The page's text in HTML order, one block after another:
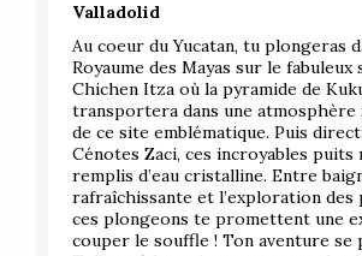
Valladolid
Au coeur du Yucatan, tu plongeras
Royaume des Mayas sur le fabuleux
Chichen Itza où la pyramide de
transportera dans une atmosphère
de ce site emblématique. Puis
Cénotes Zaci, ces incroyables puits
remplis d’eau cristalline. Entre
rafraîchissante et l’exploration des
ces plongeons te promettent une
couper le souffle ! Ton aventure se